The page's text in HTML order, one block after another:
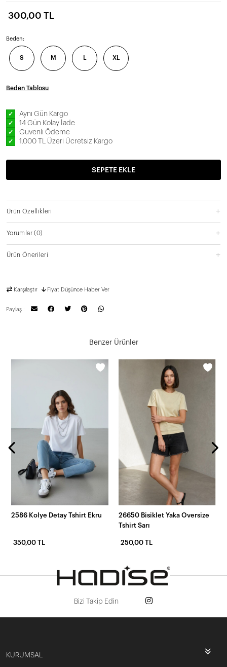
300,00 TL
Beden:
S M L XL
Beden Tablosu
SEPETE EKLE
✓ Aynı Gün Kargo
✓ 14 Gün Kolay İade
✓ Güvenli Ödeme
✓ 1.000 TL Üzeri Ücretsiz Kargo
Ürün Özellikleri
Yorumlar(0)
Ürün Önerileri
Karşılaştır Fiyat Düşünce Haber Ver
Paylaş :
Benzer Ürünler
2586 Kolye Detay Tshirt Ekru
350,00 TL
26650 Bisiklet Yaka Oversize
Tshirt Sarı
250,00 TL
Bizi Takip Edin
KURUMSAL